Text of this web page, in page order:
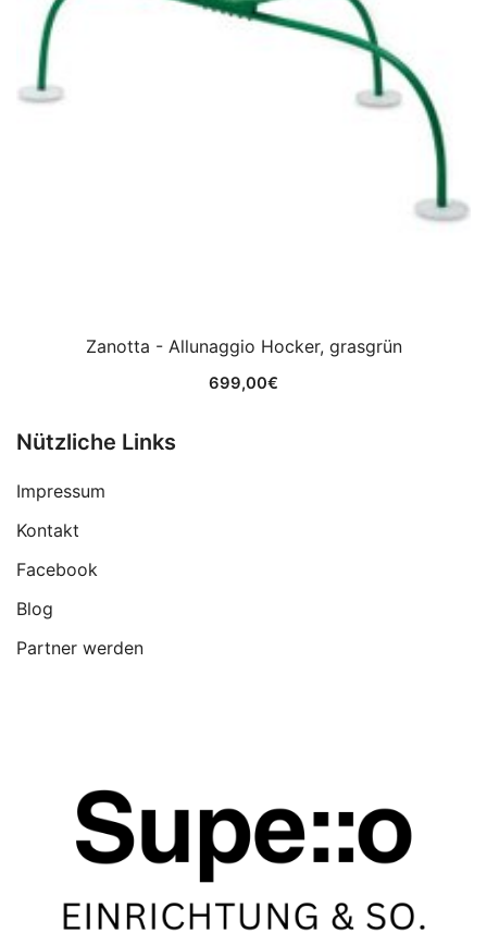
Zanotta - Allunaggio Hocker, grasgrün
699,00€
Nützliche Links
Impressum
Kontakt
Facebook
Blog
Partner werden